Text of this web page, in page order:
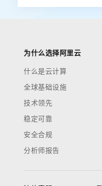
为什么选择阿里云
什么是云计算
全球基础设施
技术领先
稳定可靠
安全合规
分析师报告